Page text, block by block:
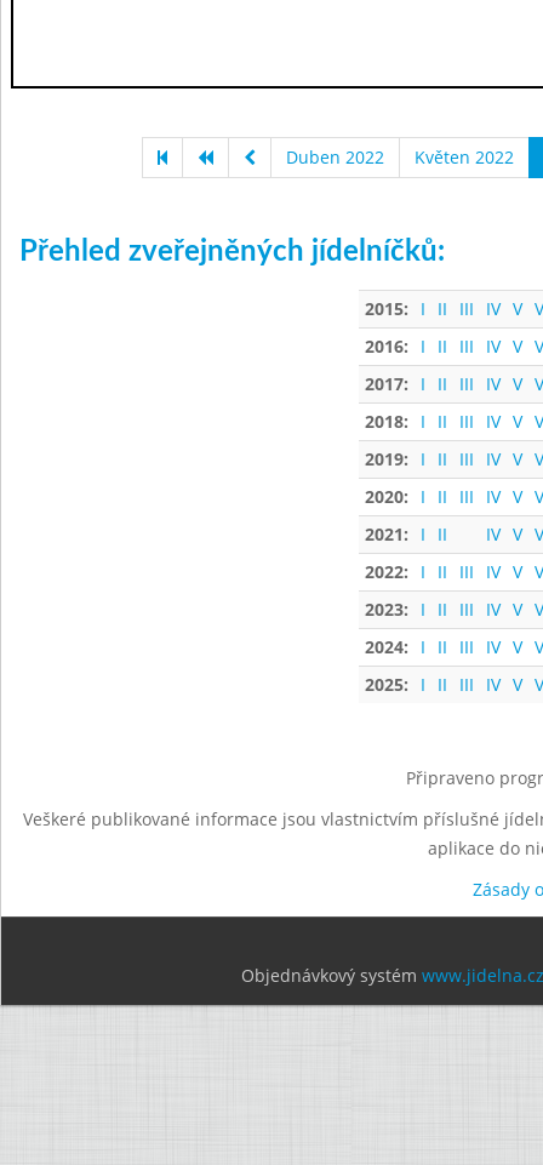
Duben 2022 Květen 2022
Přehled zveřejněných jídelníčků:
2015: I II III IV V
2016:
I II III IV V
2017:
I II III IV V
2018:
I II III IV V
2019:
I II III IV V
2020:
I II III IV V
2021:
I II IV V
2022:
I II III IV V
2023:
I II III IV V
2024:
I II III IV V
2025:
I II III IV V
Připraveno
Veškeré publikované informace jsou vlastnictvím příslušné
aplikace do
Zásady
Objednávkový systém www.jidelna.cz